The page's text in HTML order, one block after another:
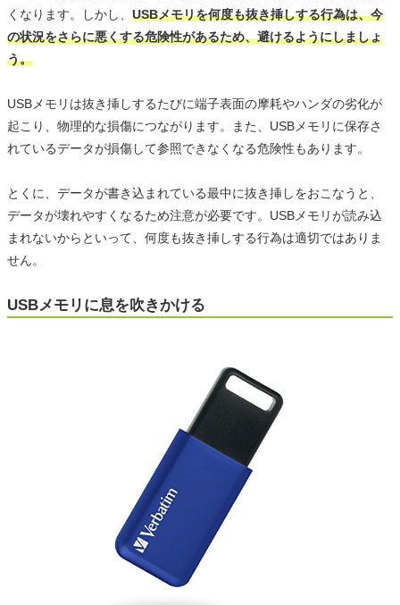
くなります。しかし、 USBメモリを何度も抜き挿しする行為は、今
の状況をさらに悪くする危険性があるため、避けるようにしましょ
う。
USBメモリは抜き挿しするたびに端子表面の摩耗やハンダの劣化が
起こり、物理的な損傷につながります。また、USBメモリに保存さ
れているデータが損傷して参照できなくなる危険性もあります。
とくに、データが書き込まれている最中に抜き挿しをおこなうと、
データが壊れやすくなるため注意が必要です。USBメモリが読み込
まれないからといって、何度も抜き挿しする行為は適切ではありま
せん。
USBメモリに息を吹きかける